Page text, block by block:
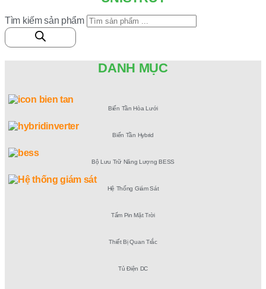
Tìm kiếm sản phẩm
DANH MỤC
Biến Tần Hòa Lưới
Biến Tần Hybrid
Bộ Lưu Trữ Năng Lượng BESS
Hệ Thống Giám Sát
Tấm Pin Mặt Trời
Thiết Bị Quan Trắc
Tủ Điện DC